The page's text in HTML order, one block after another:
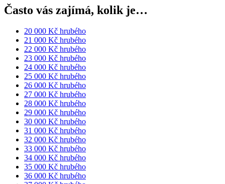
Často vás zajímá, kolik je…
20 000 Kč hrubého
21 000 Kč hrubého
22 000 Kč hrubého
23 000 Kč hrubého
24 000 Kč hrubého
25 000 Kč hrubého
26 000 Kč hrubého
27 000 Kč hrubého
28 000 Kč hrubého
29 000 Kč hrubého
30 000 Kč hrubého
31 000 Kč hrubého
32 000 Kč hrubého
33 000 Kč hrubého
34 000 Kč hrubého
35 000 Kč hrubého
36 000 Kč hrubého